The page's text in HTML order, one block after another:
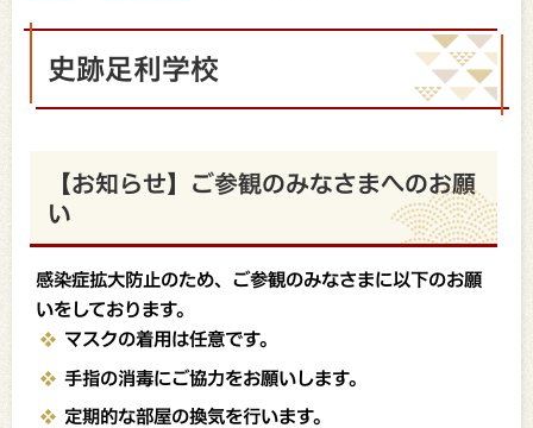
史跡足利学校
【お知らせ】ご参観のみなさまへのお願
い
感染症拡大防止のため、ご参観のみなさまに以下のお願
いをしております。
マスクの着用は任意です。
手指の消毒にご協力をお願いします。
定期的な部屋の換気を行います。